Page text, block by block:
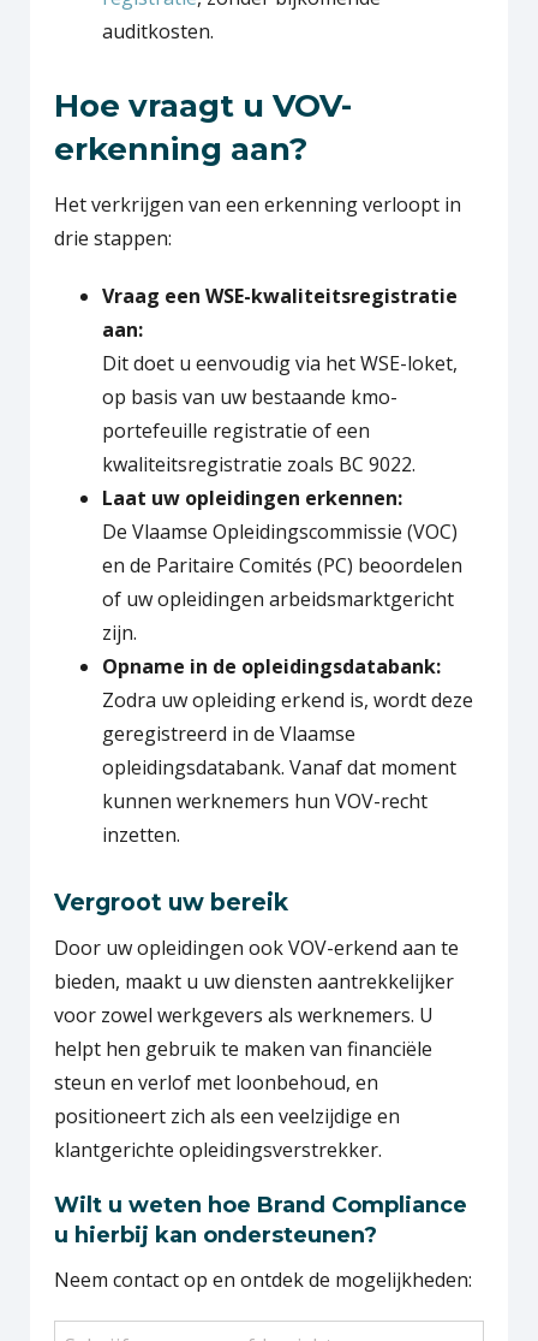
auditkosten.
Hoe vraagt u VOV-
erkenning aan?
Het verkrijgen van een erkenning verloopt in
drie stappen:
Vraag een WSE-kwaliteitsregistratie
aan:
Dit doet u eenvoudig via het WSE-loket,
op basis van uw bestaande kmo-
portefeuille registratie of een
kwaliteitsregistratie zoals BC 9022.
Laat uw opleidingen erkennen:
De Vlaamse Opleidingscommissie (VOC)
en de Paritaire Comités (PC) beoordelen
of uw opleidingen arbeidsmarktgericht
zijn.
Opname in de opleidingsdatabank:
Zodra uw opleiding erkend is, wordt deze
geregistreerd in de Vlaamse
opleidingsdatabank. Vanaf dat moment
kunnen werknemers hun VOV-recht
inzetten.
Vergroot uw bereik
Door uw opleidingen ook VOV-erkend aan te
bieden, maakt u uw diensten aantrekkelijker
voor zowel werkgevers als werknemers. U
helpt hen gebruik te maken van financiële
steun en verlof met loonbehoud, en
positioneert zich als een veelzijdige en
klantgerichte opleidingsverstrekker.
Wilt u weten hoe Brand Compliance
u hierbij kan ondersteunen?
Neem contact op en ontdek de mogelijkheden:
Uw